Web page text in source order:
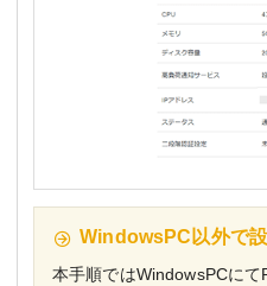
WindowsPC以外で
本手順ではWindowsPCに